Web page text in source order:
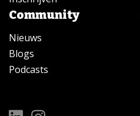
Community
Nieuws
Blogs
Podcasts